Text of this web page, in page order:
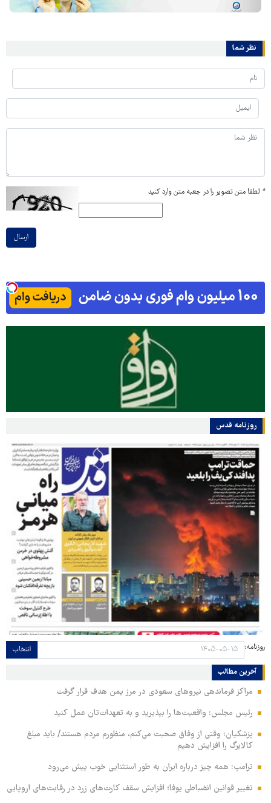
نظر شما
* لطفا متن تصویر را در جعبه متن وارد کنید
ارسال
روزنامه قدس
روزنامه: انتخاب
آخرین مطالب
مراکز فرماندهی نیروهای سعودی در مرز یمن هدف قرار گرفت
رئیس مجلس: واقعیت‌ها را بپذیرید و به تعهدات‌تان عمل کنید
پزشکیان: وقتی از وفاق صحبت می‌کنم، منظورم مردم هستند/ باید مبلغ
کالابرگ را افزایش دهیم
ترامپ: همه چیز درباره ایران به طور استثنایی خوب پیش می‌رود
تغییر قوانین انضباطی یوفا؛ افزایش سقف کارت‌های زرد در رقابت‌های اروپایی